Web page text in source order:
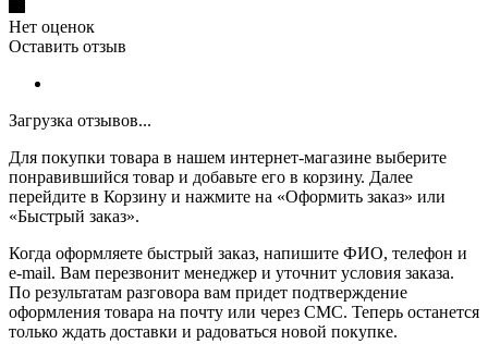
Нет оценок
Оставить отзыв
Загрузка отзывов...
Для покупки товара в нашем интернет-магазине выберите
понравившийся товар и добавьте его в корзину. Далее
перейдите в Корзину и нажмите на «Оформить заказ» или
«Быстрый заказ».
Когда оформляете быстрый заказ, напишите ФИО, телефон и
e-mail. Вам перезвонит менеджер и уточнит условия заказа.
По результатам разговора вам придет подтверждение
оформления товара на почту или через СМС. Теперь останется
только ждать доставки и радоваться новой покупке.